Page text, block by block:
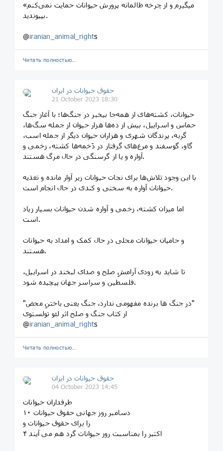
میگیرم و از چرخه ظالمانه پرورش حیوانات حمایت نمی‌کنم»
بپیوندید.
@iranian_animal_rights
Читать полностью…
حقوق حیوانات در ایران
21 October 2023 18:30
حیوانات، کشته‌‌های از همه‌جا بیخبر در جنگ‌ها؛ با آغاز جنگ
حماس و اسراییل، بیش از ده‌ها هزار حیوان از جمله سگ‌ها،
گربه‌، پرندگان شهری و هزاران حیوان دیگر از جمله اسب،
گاو، گوسفند و مرغ‌های گرفتار در دَخمه‌ها کشته، زخمی و
آواره و یا از گرسنگی در حال مرگ هستند.
با این وجود تلاش‌ها برای نجات حیوانات زیر آوار مانده و تغذیه
حیوانات آواره به سختی و کندی در حال انجام است.
اما میزان کشته، زخمی و آواره شدن حیوانات بسیار زیاد
است.
و حامیان حیوانات محلی در حال کمک و امداد به حیوانات
هستند.
تا شاید به زودی آرامشِ صلح و صدای لبخند در اسراییل،
فلسطین و سراسر جهان پیچیده شود.
"در جنگ ها برنده مفهومی ندارد، جنگ یعنی باختنِ محض"
از کتاب جنگ و صلح اثر لئو تولستوی
@iranian_animal_rights
Читать полностью…
حقوق حیوانات در ایران
04 October 2023 14:45
طرفداران حیوانات
۱۰ دسامبر روز جهانی حقوق حیوانات
را برای حقوق حیوانات و
۴ اکتبر را بمناسبت روز حیوانات گرد هم می آیند